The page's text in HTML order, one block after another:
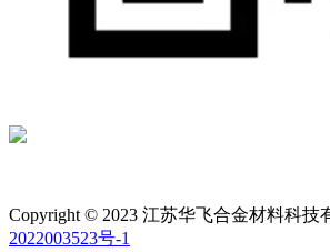
Copyright © 2023 江苏华飞合金材料科技
2022003523号-1